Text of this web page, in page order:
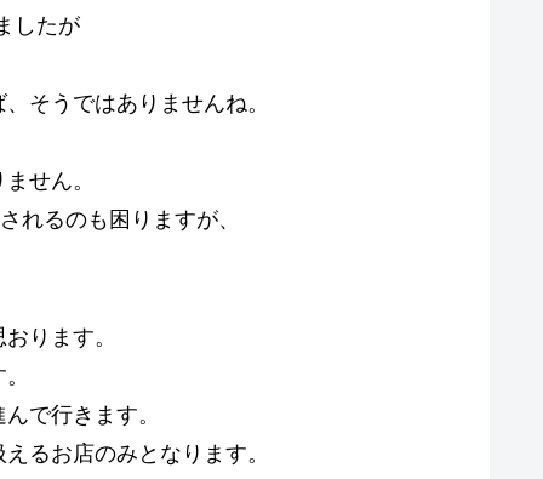
したが
そうではありませんね。
せん。
れるのも困りますが、
ります。
で行きます。
るお店のみとなります。